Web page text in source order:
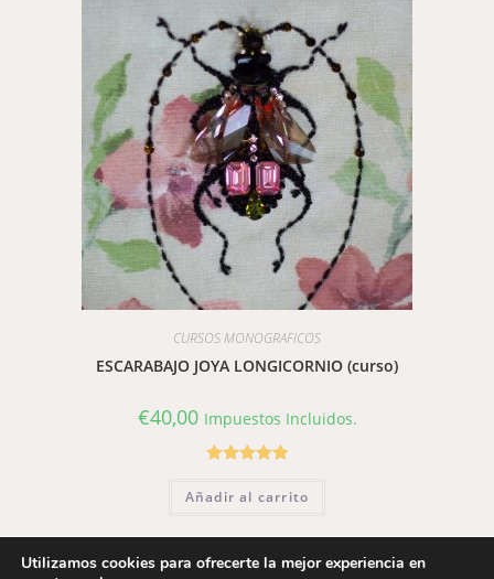
CURSOS MONOGRAFICOS
ESCARABAJO JOYA LONGICORNIO (curso)
€40,00 Impuestos Incluidos.
5.00de 5
Añadir al carrito
Utilizamos cookies para ofrecerte la mejor experiencia en